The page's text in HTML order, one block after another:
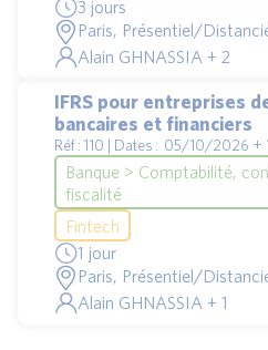
3 jours
Paris, Présentiel/
Alain GHNASSIA + 2
IFRS pour entreprises
bancaires et financiers
Réf : 110 | Dates : 05/10/2026 +
Banque > Comptabilité,
fiscalité
Fintech
1 jour
Paris, Présentiel/
Alain GHNASSIA + 1